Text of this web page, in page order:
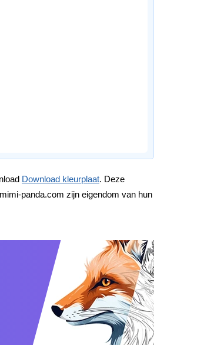
Download kleurplaat. Deze
panda.com zijn eigendom van hun